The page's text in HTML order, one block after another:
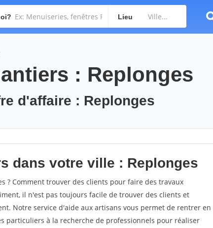
Lieu
: Replonges
d'affaire : Replonges
dans votre ville : Replonges
? Comment trouver des clients pour faire des travaux
il n'est pas toujours facile de trouver des clients et
Notre service d'aide aux artisans vous permet de rentrer en
particuliers à la recherche de professionnels pour réaliser